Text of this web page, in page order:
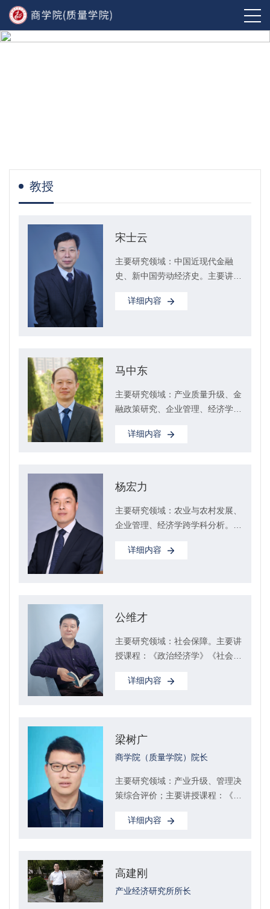
教授
宋士云
主要研究领域：中国近现代金融
史、新中国劳动经济史。主要讲授
详细内容
马中东
主要研究领域：产业质量升级、金
融政策研究、企业管理、经济学跨
观经济学、...
详细内容
杨宏力
主要研究领域：农业与农村发展、
企业管理、经济学跨学科分析。主
中级）、公...
详细内容
公维才
主要研究领域：社会保障。主要讲
授课程：《政治经济学》《社会主
与实践》<...
详细内容
梁树广
商学院（质量学院）院长
主要研究领域：产业升级、管理决
策综合评价；主要讲授课程：《宏
与决策》。
详细内容
高建刚
产业经济研究所所长